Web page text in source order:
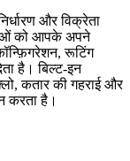
और विक्रेता
को आपके अपने
रूटिंग
है। बिल्ट-इन
कतार की गहराई और
करता है।